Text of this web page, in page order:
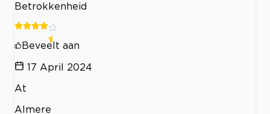
Betrokkenheid
Beveelt aan
17 April 2024
At
Almere